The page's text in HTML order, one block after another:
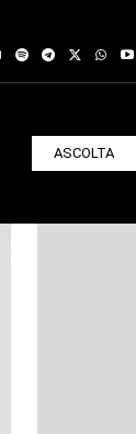
ASCOLTA